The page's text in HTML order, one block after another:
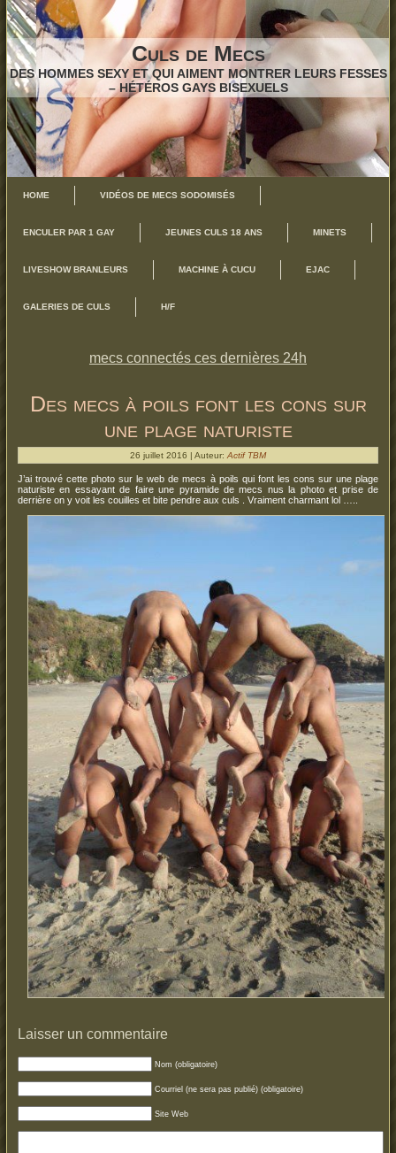
Culs de Mecs
DES HOMMES SEXY ET QUI AIMENT MONTRER LEURS FESSES
– HÉTÉROS GAYS BISEXUELS
HOME VIDÉOS DE MECS SODOMISÉS
ENCULER PAR 1 GAY JEUNES CULS 18 ANS MINETS
LIVESHOW BRANLEURS MACHINE À CUCU EJAC
GALERIES DE CULS H/F
mecs connectés ces dernières 24h
Des mecs à poils font les cons sur
une plage naturiste
26 juillet 2016 | Auteur: Actif TBM
J’ai trouvé cette photo sur le web de mecs à poils qui font les cons sur une plage
naturiste en essayant de faire une pyramide de mecs nus la photo et prise de
derrière on y voit les couilles et bite pendre aux culs . Vraiment charmant lol …..
Laisser un commentaire
Nom (obligatoire)
Courriel (ne sera pas publié) (obligatoire)
Site Web